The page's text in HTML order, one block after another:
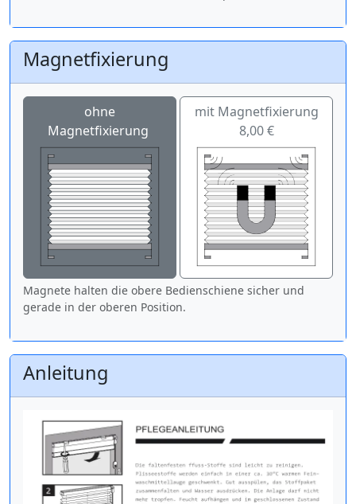
Magnetfixierung
ohne
Magnetfixierung
mit Magnetfixierung
8,00 €
Magnete halten die obere Bedienschiene sicher und
gerade in der oberen Position.
Anleitung